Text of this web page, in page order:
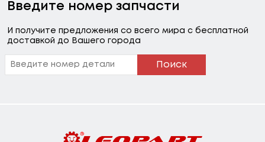
Введите номер запчасти
И получите предложения со всего мира с бесплатной
доставкой до Вашего города
Поиск